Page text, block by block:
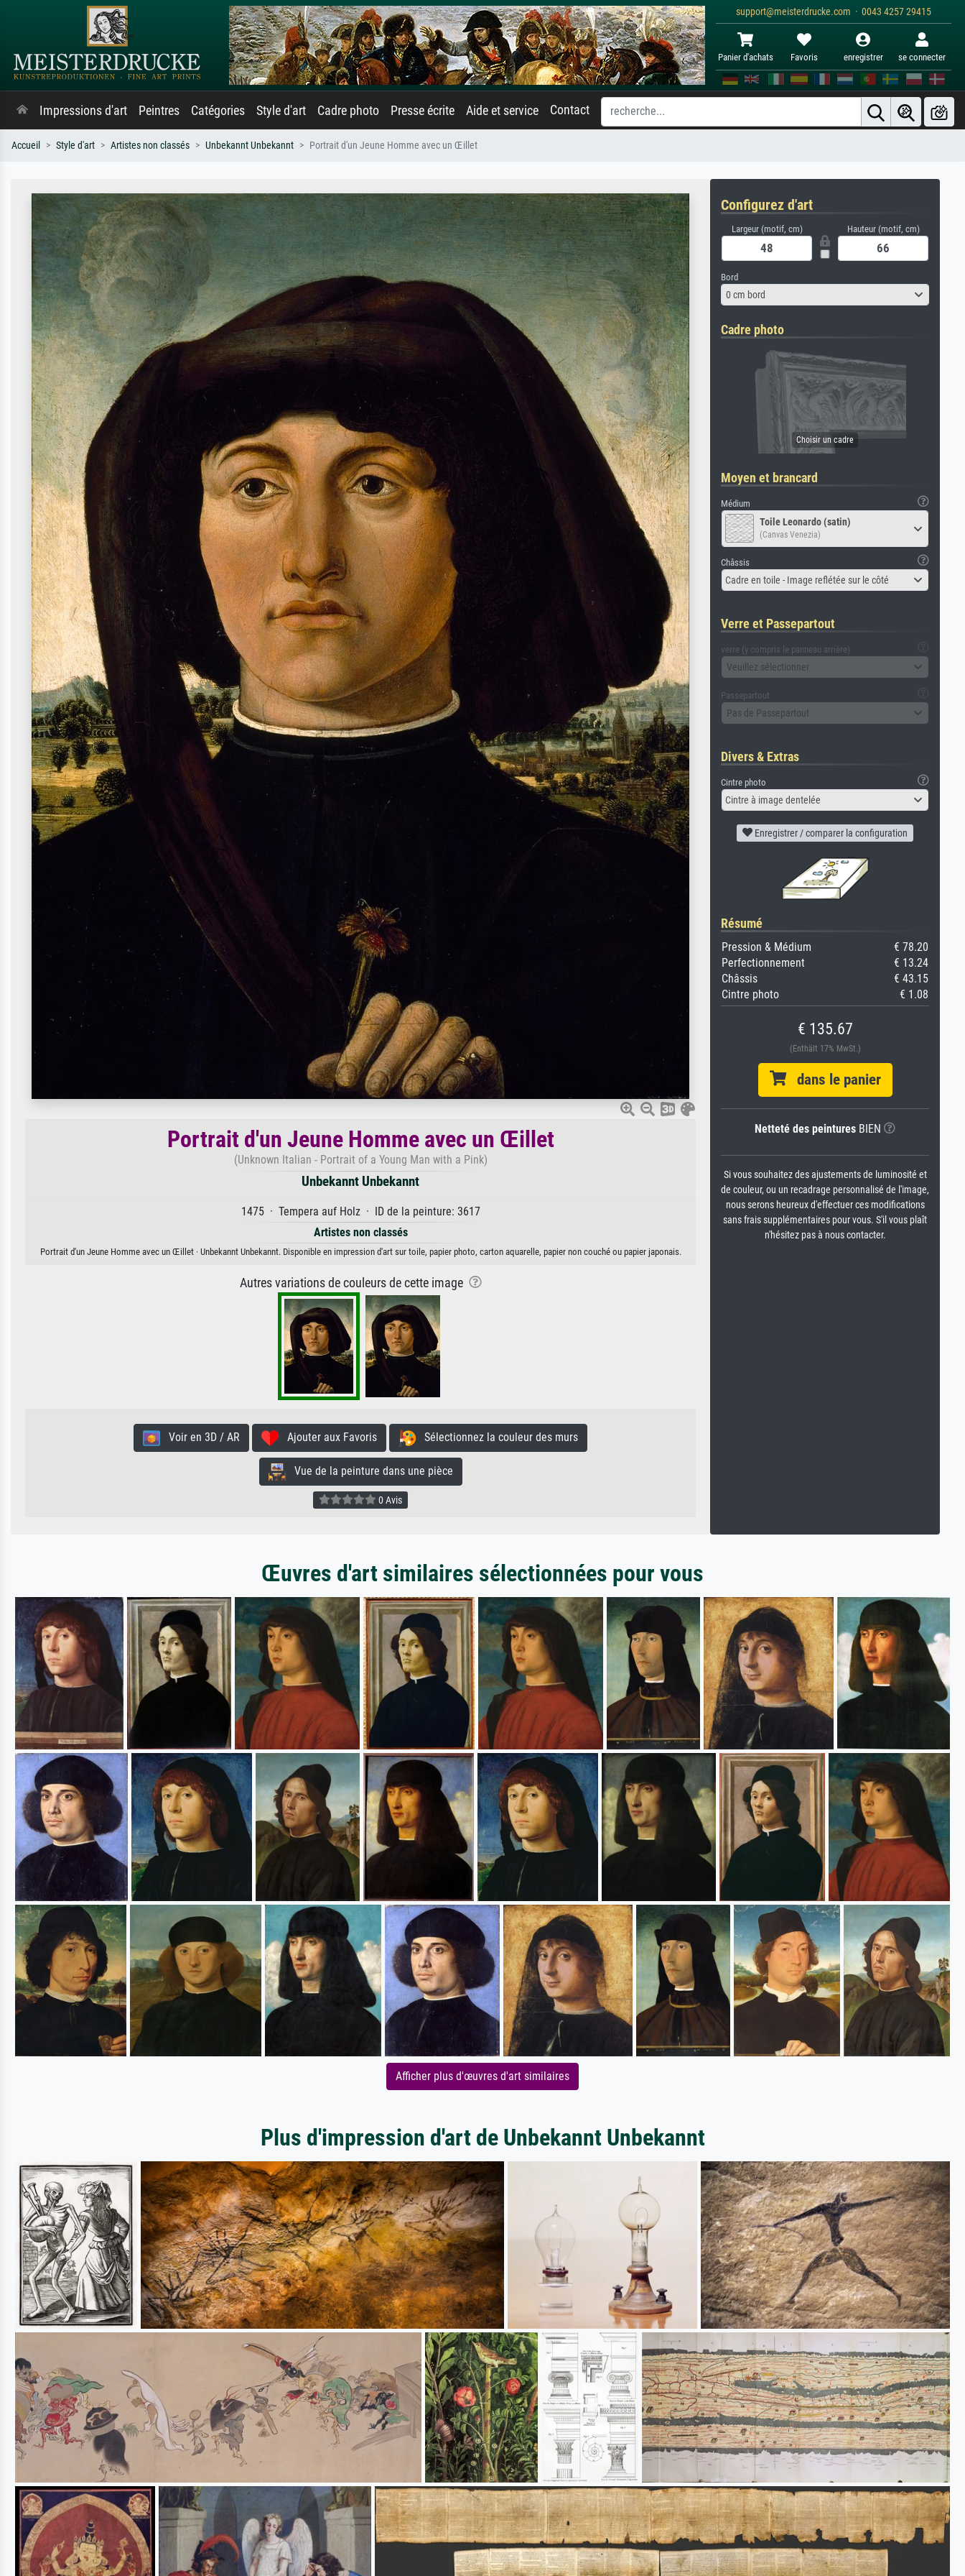
support@meisterdrucke.com · 0043 4257 29415
Panier d'achats Favoris enregistrer se connecter
Impressions d'art Peintres Catégories Style d'art Cadre photo Presse écrite Aide et service Contact
Accueil Style d'art Artistes non classés Unbekannt Unbekannt Portrait d'un Jeune Homme avec un Œillet
Portrait d'un Jeune Homme avec un Œillet
(Unknown Italian - Portrait of a Young Man with a Pink)
Unbekannt Unbekannt
1475 · Tempera auf Holz · ID de la peinture: 3617
Artistes non classés
Portrait d'un Jeune Homme avec un Œillet · Unbekannt Unbekannt. Disponible en impression d'art sur toile, papier photo, carton aquarelle, papier non couché ou papier japonais.
Autres variations de couleurs de cette image
Voir en 3D / AR Ajouter aux Favoris Sélectionnez la couleur des murs
Vue de la peinture dans une pièce
0 Avis
Configurez d'art
Largeur (motif, cm) Hauteur (motif, cm)
Bord
0 cm bord
Cadre photo
Moyen et brancard
Médium
Toile Leonardo (satin)
(Canvas Venezia)
Châssis
Cadre en toile - Image reflétée sur le côté
Verre et Passepartout
verre (y compris le panneau arrière)
Veuillez sélectionner
Passepartout
Pas de Passepartout
Divers & Extras
Cintre photo
Cintre à image dentelée
Enregistrer / comparer la configuration
Résumé
Pression & Médium
€ 78.20
Perfectionnement
€ 13.24
Châssis
€ 43.15
Cintre photo
€ 1.08
€ 135.67
(Enthält 17% MwSt.)
dans le panier
Netteté des peintures BIEN
Si vous souhaitez des ajustements de luminosité et
de couleur, ou un recadrage personnalisé de l'image,
nous serons heureux d'effectuer ces modifications
sans frais supplémentaires pour vous. S'il vous plaît
n'hésitez pas à nous contacter.
Œuvres d'art similaires sélectionnées pour vous
Afficher plus d'œuvres d'art similaires
Plus d'impression d'art de Unbekannt Unbekannt